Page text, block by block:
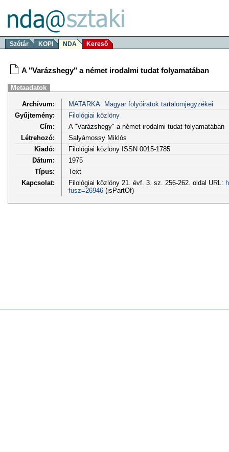
Szótár KOPI NDA Kereső
A "Varázshegy" a német irodalmi tudat folyamatában
Metaadatok
Archívum:
MATARKA: Magyar folyóiratok tartalomjegyzékei
Gyűjtemény:
Filológiai közlöny
Cím:
A "Varázshegy" a német irodalmi tudat folyamatában
Létrehozó:
Salyámossy Miklós
Kiadó:
Filológiai közlöny ISSN 0015-1785
Dátum:
1975
Típus:
Text
Kapcsolat:
Filológiai közlöny 21. évf. 3. sz. 256-262. oldal URL:
fusz=26946(isPartOf)